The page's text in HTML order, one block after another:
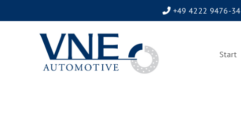
+49 4222 9476-34
Start